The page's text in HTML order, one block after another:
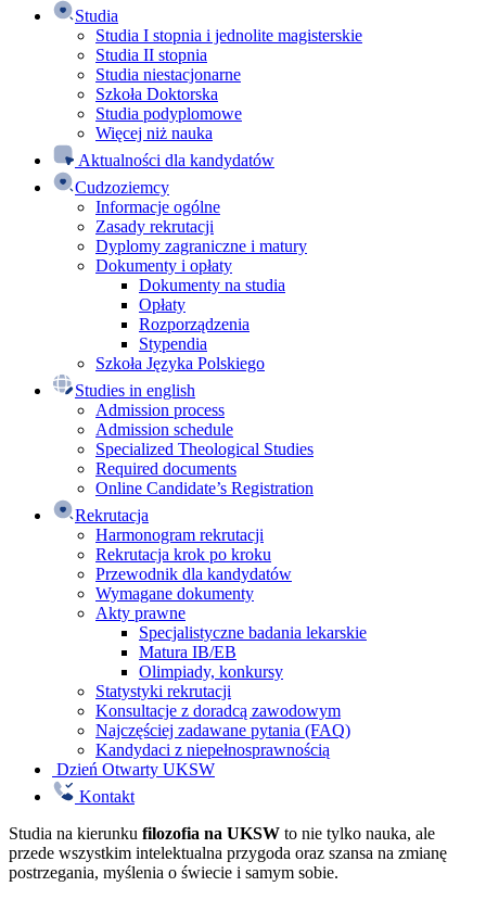
Studia
Studia I stopnia i jednolite magisterskie
Studia II stopnia
Studia niestacjonarne
Szkoła Doktorska
Studia podyplomowe
Więcej niż nauka
Aktualności dla kandydatów
Cudzoziemcy
Informacje ogólne
Zasady rekrutacji
Dyplomy zagraniczne i matury
Dokumenty i opłaty
Dokumenty na studia
Opłaty
Rozporządzenia
Stypendia
Szkoła Języka Polskiego
Studies in english
Admission process
Admission schedule
Specialized Theological Studies
Required documents
Online Candidate’s Registration
Rekrutacja
Harmonogram rekrutacji
Rekrutacja krok po kroku
Przewodnik dla kandydatów
Wymagane dokumenty
Akty prawne
Specjalistyczne badania lekarskie
Matura IB/EB
Olimpiady, konkursy
Statystyki rekrutacji
Konsultacje z doradcą zawodowym
Najczęściej zadawane pytania (FAQ)
Kandydaci z niepełnosprawnością
Dzień Otwarty UKSW
Kontakt
Studia na kierunku filozofia na UKSW to nie tylko nauka, ale
przede wszystkim intelektualna przygoda oraz szansa na zmianę
postrzegania, myślenia o świecie i samym sobie.